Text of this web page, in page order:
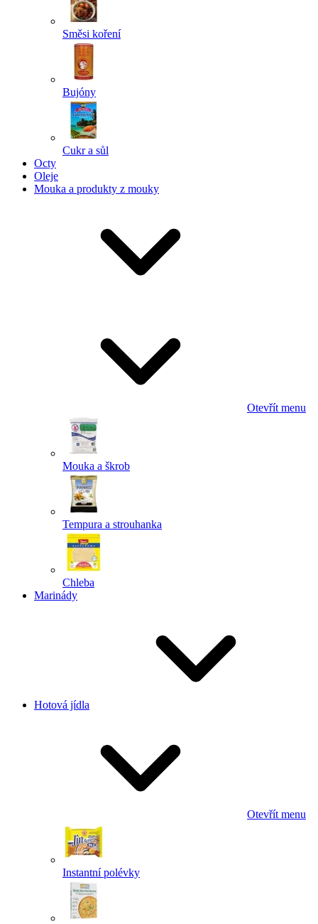
Směsi koření
Bujóny
Cukr a sůl
Octy
Oleje
Mouka a produkty z mouky
Otevřít menu
Mouka a škrob
Tempura a strouhanka
Chleba
Marinády
Hotová jídla
Otevřít menu
Instantní polévky
Powered by chaterimo